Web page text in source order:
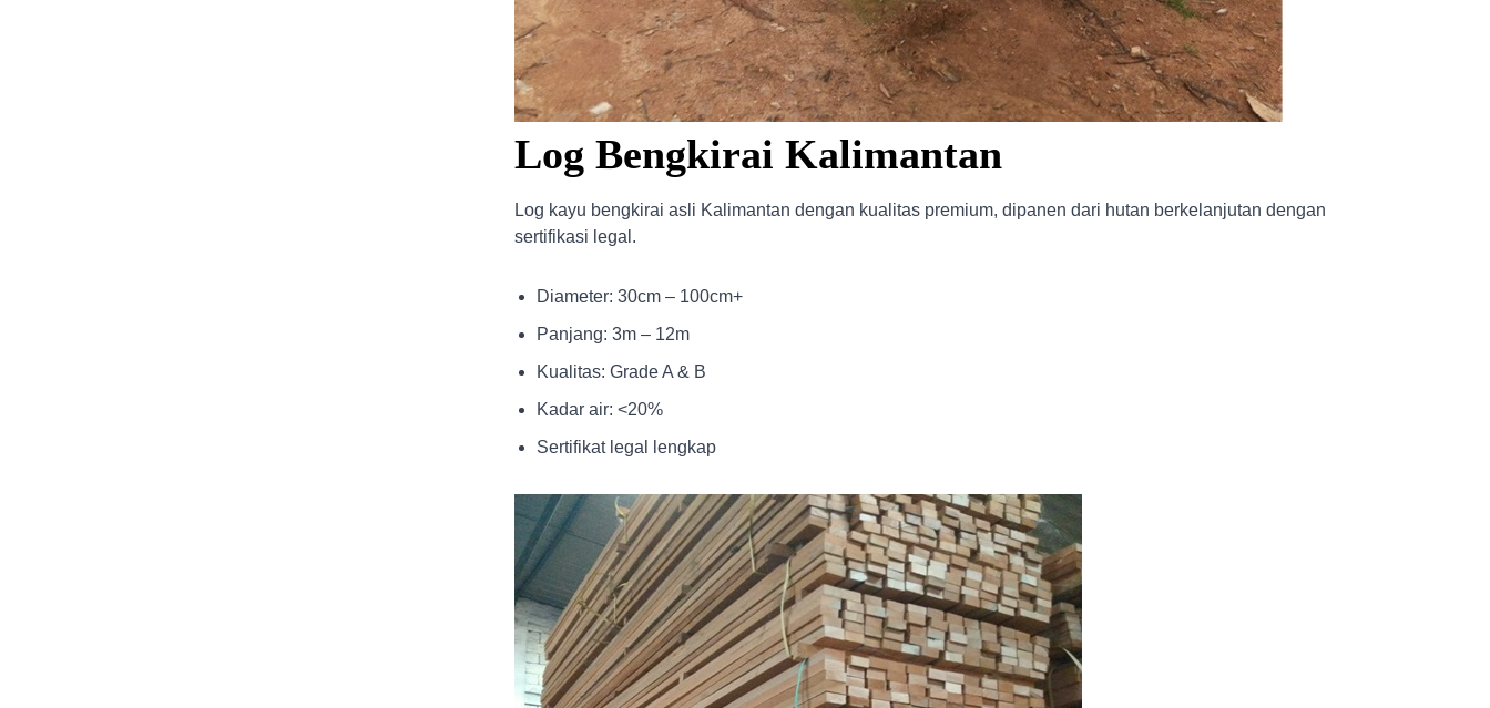
Log Bengkirai Kalimantan
Log kayu bengkirai asli Kalimantan dengan kualitas premium, dipanen dari hutan berkelanjutan dengan
sertifikasi legal.
Diameter: 30cm – 100cm+
Panjang: 3m – 12m
Kualitas: Grade A & B
Kadar air: <20%
Sertifikat legal lengkap